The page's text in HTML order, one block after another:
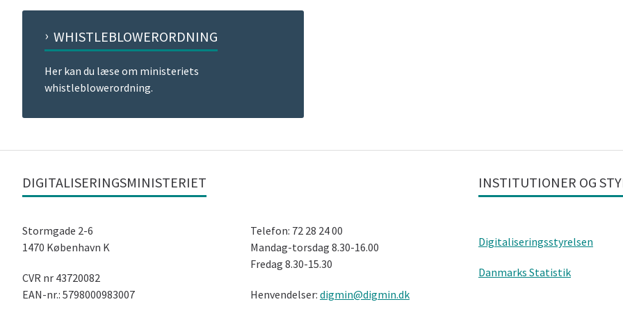
WHISTLEBLOWERORDNING
Her kan du læse om ministeriets
whistleblowerordning.
DIGITALISERINGSMINISTERIET
Stormgade 2-6
1470 København K
CVR nr 43720082
EAN-nr.: 5798000983007
Telefon: 72 28 24 00
Mandag-torsdag 8.30-16.00
Fredag ​​8.30-15.30
Henvendelser: digmin@digmin.dk
INSTITUTIONER OG
Digitaliseringsstyrelsen
Danmarks Statistik